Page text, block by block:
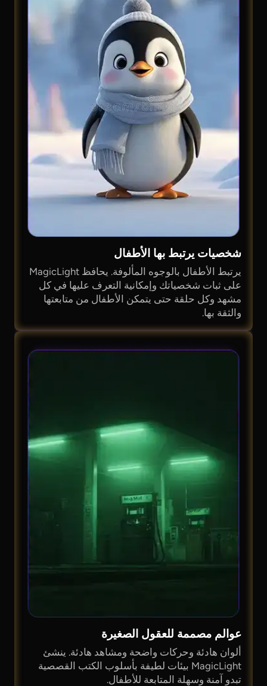
شخصيات يرتبط بها الأطفال
يرتبط الأطفال بالوجوه المألوفة. يحافظ MagicLight
على ثبات شخصياتك وإمكانية التعرف عليها في كل
مشهد وكل حلقة حتى يتمكن الأطفال من متابعتها
والثقة بها.
عوالم مصممة للعقول الصغيرة
ألوان هادئة وحركات واضحة ومشاهد هادئة. ينشئ
MagicLight بيئات لطيفة بأسلوب الكتب القصصية
تبدو آمنة وسهلة المتابعة للأطفال.